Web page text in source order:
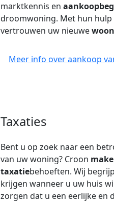
marktkennis en
droomwoning. Met hun
vertrouwen uw nieuwe
Meer info over aankoop
Taxaties
Bent u op zoek naar een
van uw woning? Croon
taxatiebehoeften. Wij
krijgen wanneer u uw huis
zorgen dat u een eerlijke en